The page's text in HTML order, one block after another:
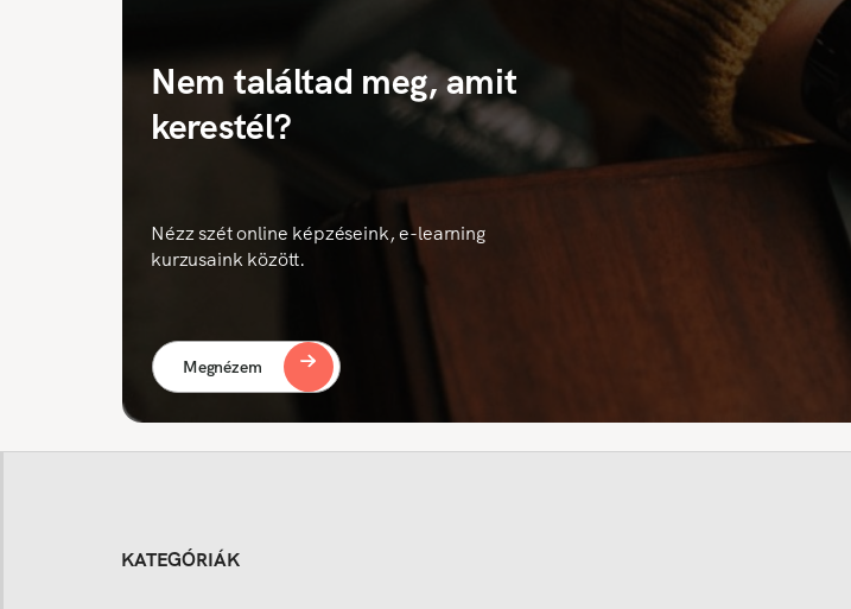
Nem találtad meg, amit
kerestél?
Nézz szét online képzéseink, e-learning
kurzusaink között.
Megnézem
KATEGÓRIÁK